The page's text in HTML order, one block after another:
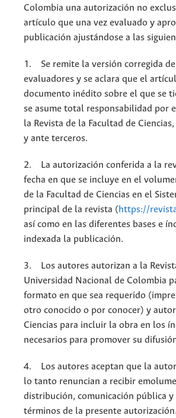
Colombia una autorización no
artículo que una vez evaluado y
publicación ajustándose a las
1. Se remite la versión corregida
evaluadores y se aclara que el
documento inédito sobre el que se
se asume total responsabilidad por
la Revista de la Facultad de
y ante terceros.
2. La autorización conferida a la
fecha en que se incluye en el
de la Facultad de Ciencias en el
principal de la revista (https://
así como en las diferentes bases e
indexada la publicación.
3. Los autores autorizan a la
Universidad Nacional de Colombia
formato en que sea requerido
otro conocido o por conocer) y
Ciencias para incluir la obra en los
necesarios para promover su
4. Los autores aceptan que la
lo tanto renuncian a recibir
distribución, comunicación pública
términos de la presente autorización.